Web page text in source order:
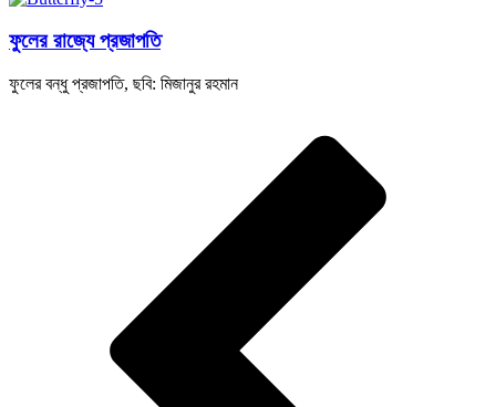
ফুলের রাজ্যে প্রজাপতি
ফুলের বন্ধু প্রজাপতি, ছবি: মিজানুর রহমান